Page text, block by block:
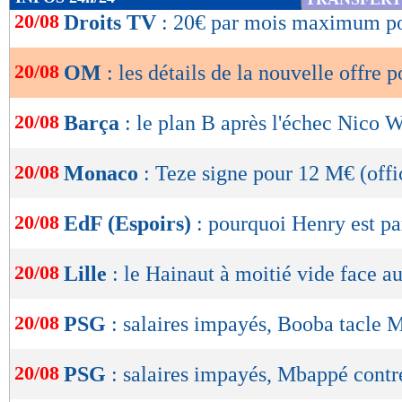
de
OK
20/08 Droits TV : 20€ par mois maximum
20/08 OM : les détails de la nouvelle offre
20/08 Barça : le plan B après l'échec Nico
20/08 Monaco : Teze signe pour 12 M€
20/08 EdF (Espoirs) : pourquoi Henry est
20/08 Lille : le Hainaut à moitié vide face
20/08 PSG : salaires impayés, Booba tacle
20/08 PSG : salaires impayés, Mbappé